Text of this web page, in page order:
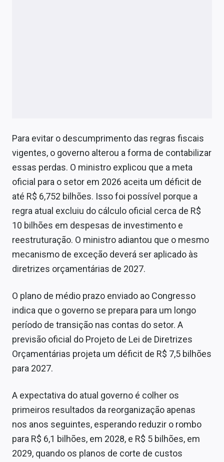
Para evitar o descumprimento das regras fiscais
vigentes, o governo alterou a forma de contabilizar
essas perdas. O ministro explicou que a meta
oficial para o setor em 2026 aceita um déficit de
até R$ 6,752 bilhões. Isso foi possível porque a
regra atual excluiu do cálculo oficial cerca de R$
10 bilhões em despesas de investimento e
reestruturação. O ministro adiantou que o mesmo
mecanismo de exceção deverá ser aplicado às
diretrizes orçamentárias de 2027.
O plano de médio prazo enviado ao Congresso
indica que o governo se prepara para um longo
período de transição nas contas do setor. A
previsão oficial do Projeto de Lei de Diretrizes
Orçamentárias projeta um déficit de R$ 7,5 bilhões
para 2027.
A expectativa do atual governo é colher os
primeiros resultados da reorganização apenas
nos anos seguintes, esperando reduzir o rombo
para R$ 6,1 bilhões, em 2028, e R$ 5 bilhões, em
2029, quando os planos de corte de custos